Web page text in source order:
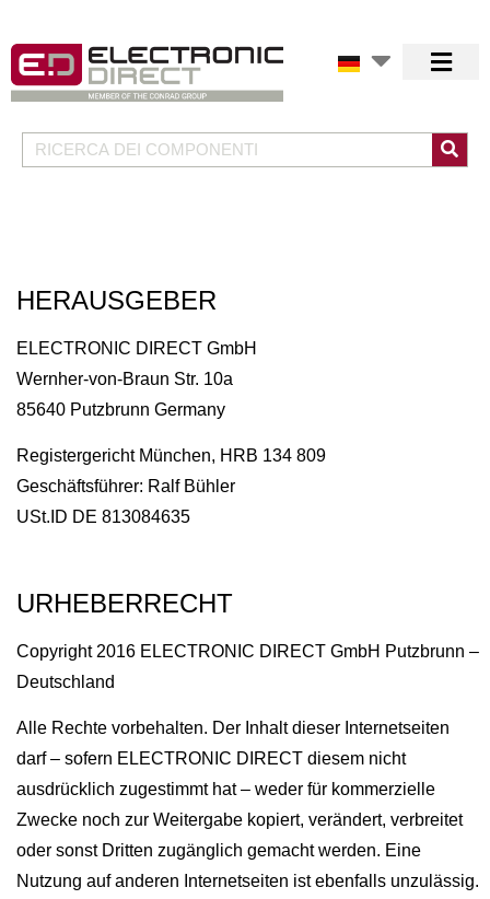
HERAUSGEBER
ELECTRONIC DIRECT GmbH
Wernher-von-Braun Str. 10a
85640 Putzbrunn Germany
Registergericht München, HRB 134 809
Geschäftsführer: Ralf Bühler
USt.ID DE 813084635
URHEBERRECHT
Copyright 2016 ELECTRONIC DIRECT GmbH Putzbrunn –
Deutschland
Alle Rechte vorbehalten. Der Inhalt dieser Internetseiten
darf – sofern ELECTRONIC DIRECT diesem nicht
ausdrücklich zugestimmt hat – weder für kommerzielle
Zwecke noch zur Weitergabe kopiert, verändert, verbreitet
oder sonst Dritten zugänglich gemacht werden. Eine
Nutzung auf anderen Internetseiten ist ebenfalls unzulässig.